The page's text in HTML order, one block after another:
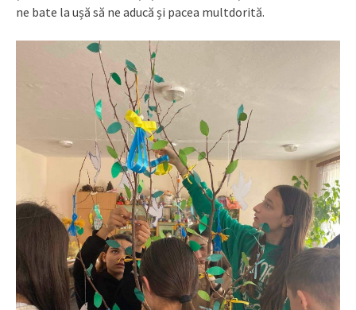
ne bate la ușă să ne aducă și pacea multdorită.